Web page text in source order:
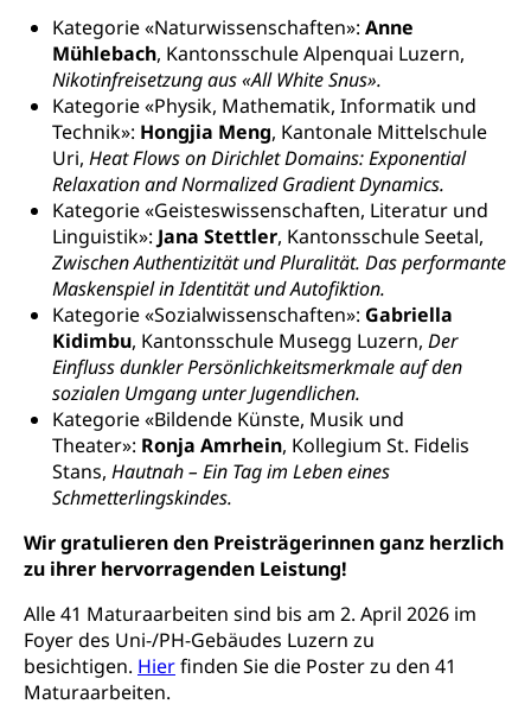
Kategorie «Naturwissenschaften»: Anne
Mühlebach, Kantonsschule Alpenquai Luzern,
Nikotinfreisetzung aus «All White Snus».
Kategorie «Physik, Mathematik, Informatik und
Technik»: Hongjia Meng, Kantonale Mittelschule
Uri, Heat Flows on Dirichlet Domains: Exponential
Relaxation and Normalized Gradient Dynamics.
Kategorie «Geisteswissenschaften, Literatur und
Linguistik»: Jana Stettler, Kantonsschule Seetal,
Zwischen Authentizität und Pluralität. Das performante
Maskenspiel in Identität und Autofiktion.
Kategorie «Sozialwissenschaften»: Gabriella
Kidimbu, Kantonsschule Musegg Luzern, Der
Einfluss dunkler Persönlichkeitsmerkmale auf den
sozialen Umgang unter Jugendlichen.
Kategorie «Bildende Künste, Musik und
Theater»: Ronja Amrhein, Kollegium St. Fidelis
Stans, Hautnah – Ein Tag im Leben eines
Schmetterlingskindes.
Wir gratulieren den Preisträgerinnen ganz herzlich
zu ihrer hervorragenden Leistung!
Alle 41 Maturaarbeiten sind bis am 2. April 2026 im
Foyer des Uni-/PH-Gebäudes Luzern zu
besichtigen. Hierfinden Sie die Poster zu den 41
Maturaarbeiten.
Psychische Gesundheit
IV für Kinder und Jugendliche (WAS Luzern)
Pflege / Pflegeheim
Hauspflege, spitalexterne Pflege, Spitex
Betreuende Angehörige
Pflegeheimliste und freie Pflegeplätze
Betreuung von Angehörigen (WAS Luzern)
Religion
Kirche, Gottesdienst, Seelsorge,
Religionsgemeinschaft
Religionsvielfalt Im Kanton Luzern (unilu)
Religion (gruezi.lu.ch)
Sport
Freizeitaktivitäten, Schulsport, Spitzensport,
Breitensport, Jugend und Sport, Sportanlagen
Olympiateam Kanton Luzern
Offene Sporthallen
Gesundheitsförderung
Jugend+Sport
Freiwilliger Schulsport
Sportförderung
Tiere
Haustiere, Heimtiere, Wildtiere, Veterinärmedizin,
Tiermedizin, Tierarzt, Tierschutz, Jagd, Fischerei,
Viehzucht
Tierschutz
Hobbytierhaltung und Bienen
Veterinärdienst
Halten von Wildtieren
Haltung Heimtiere
Todesfall
Bestattung, Beerdigung, Testament, Erbrecht,
Erbschaft, Todesschein, Todesanzeige,
Zivilstandsamt, Erben, Erbenliste
Ärztliche Todesbescheinigung
Sicherheit